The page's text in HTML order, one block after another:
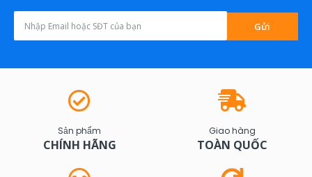
Gửi
Sản phẩm
CHÍNH HÃNG
Giao hàng
TOÀN QUỐC